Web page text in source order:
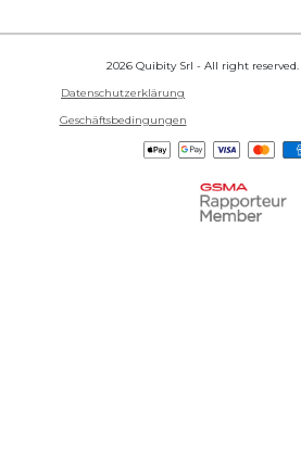
2026 Quibity Srl - All right reserved.
Datenschutzerklärung
Geschäftsbedingungen